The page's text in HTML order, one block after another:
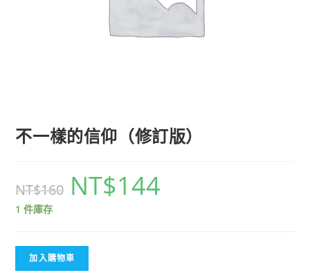
不一樣的信仰（修訂版）
NT$160 NT$144
1 件庫存
加入購物車